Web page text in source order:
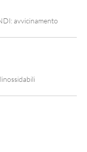
avvicinamento